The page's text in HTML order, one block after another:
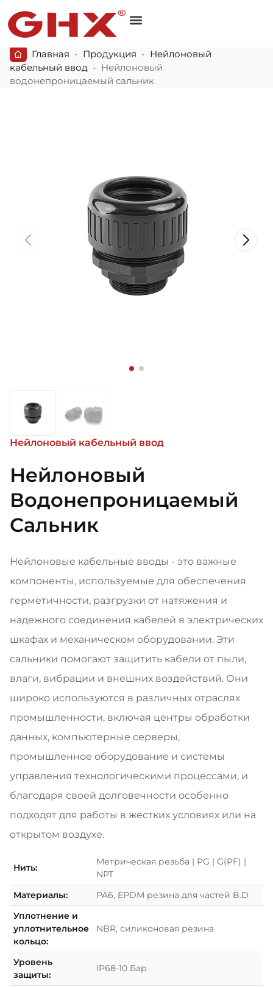
Главная - Продукция - Нейлоновый
кабельный ввод - Нейлоновый
водонепроницаемый сальник
Нейлоновый кабельный ввод
Нейлоновый
Водонепроницаемый
Сальник
Нейлоновые кабельные вводы - это важные
компоненты, используемые для обеспечения
герметичности, разгрузки от натяжения и
надежного соединения кабелей в электрических
шкафах и механическом оборудовании. Эти
сальники помогают защитить кабели от пыли,
влаги, вибрации и внешних воздействий. Они
широко используются в различных отраслях
промышленности, включая центры обработки
данных, компьютерные серверы,
промышленное оборудование и системы
управления технологическими процессами, и
благодаря своей долговечности особенно
подходят для работы в жестких условиях или на
открытом воздухе.
Нить:
Метрическая резьба | PG | G(PF) |
NPT
Материалы:
PA6, EPDM резина для частей B.D
Уплотнение и
уплотнительное
кольцо:
NBR, силиконовая резина
Уровень
защиты:
IP68-10 Бар